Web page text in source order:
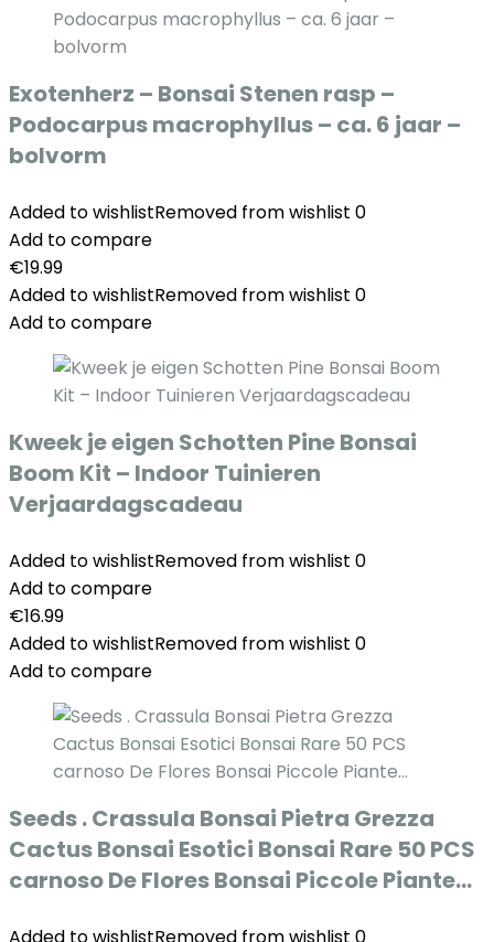
Exotenherz – Bonsai Stenen rasp –
Podocarpus macrophyllus – ca. 6 jaar –
bolvorm
Added to wishlistRemoved from wishlist 0
Add to compare
€19.99
Added to wishlistRemoved from wishlist 0
Add to compare
Kweek je eigen Schotten Pine Bonsai
Boom Kit – Indoor Tuinieren
Verjaardagscadeau
Added to wishlistRemoved from wishlist 0
Add to compare
€16.99
Added to wishlistRemoved from wishlist 0
Add to compare
Seeds . Crassula Bonsai Pietra Grezza
Cactus Bonsai Esotici Bonsai Rare 50 PCS
carnoso De Flores Bonsai Piccole Piante…